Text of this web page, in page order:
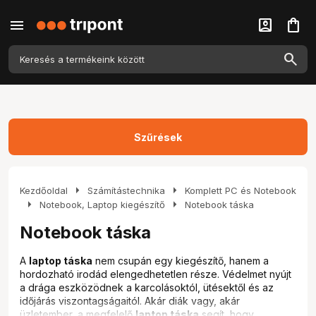
menu account_box shopping_bag
Kezdőoldal arrow_right Számítástechnika arrow_right Komplett PC és Notebook
arrow_right Notebook, Laptop kiegészítő arrow_right Notebook táska
Notebook táska
A laptop táska nem csupán egy kiegészítő, hanem a
hordozható irodád elengedhetetlen része. Védelmet nyújt
a drága eszközödnek a karcolásoktól, ütésektől és az
időjárás viszontagságaitól. Akár diák vagy, akár
Szűrések